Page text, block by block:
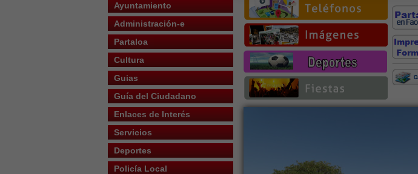
Ayuntamiento
Administración-e
Partaloa
Cultura
Guias
Guía del Ciudadano
Enlaces de Interés
Servicios
Deportes
Policía Local